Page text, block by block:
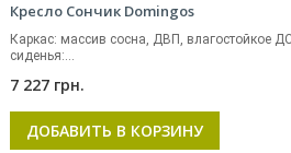
Кресло Сончик Domingos
Каркас: массив сосна, ДВП, влагостойкое
сиденья:...
7 227 грн.
ДОБАВИТЬ В КОРЗИНУ